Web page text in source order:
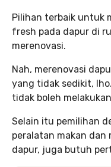
Pilihan terbaik untuk
fresh pada dapur di
merenovasi.
Nah, merenovasi
yang tidak sedikit,
tidak boleh
Selain itu pemilihan
peralatan makan dan
dapur, juga butuh